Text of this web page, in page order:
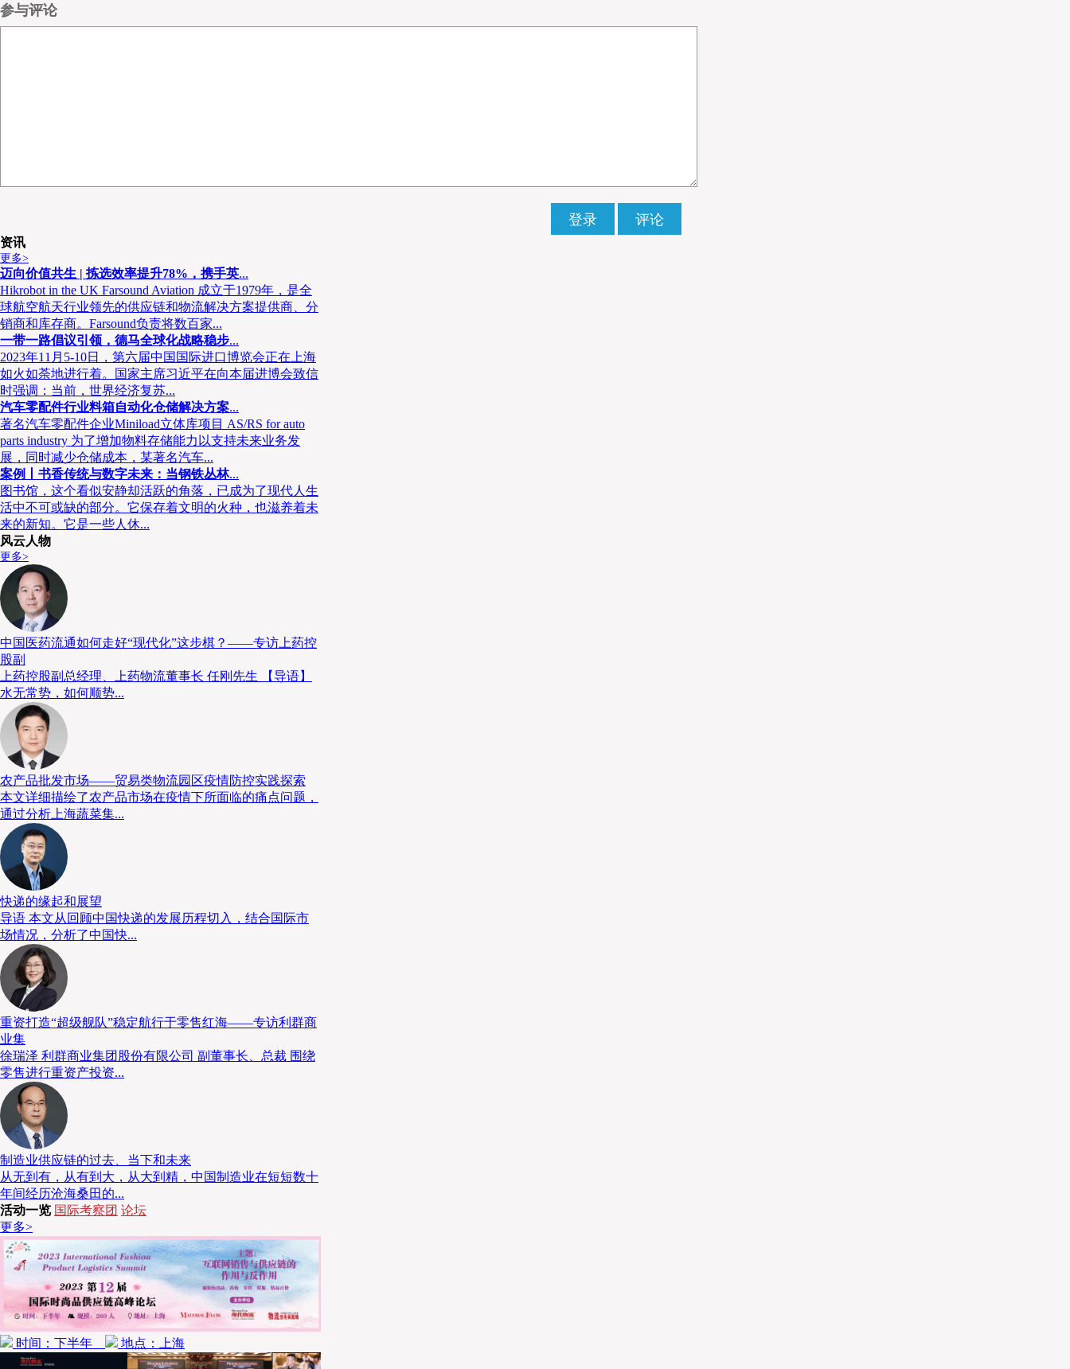
横滨果菜批发市场从传统的批发市场延伸至物流和商流，对于中国冷链行业而言，这样的转型非常超前和独特。天环集团已经完成了从传
统批发市场到物流、商流、资金流、信息流为一体的新形农产品（冻品）供应链平台的转型升级，以一组数据就能看出天环集团的“实力”：
上海洋山港进港70%冷冻肉类为天环集团所有；截止目前，天环集团使用、在建和规划中的冷链仓储容量达到了210万吨，为目前民营企业
中规模最大。这也是为何本刊认为这个拥有30多年发展史的民营冷链企业，能够作为标杆案例的原因。为此我们特意前往天环集团，希望能
够为中国冷链行业发展找到些许建议。
成功地向产业的上下游延伸，前提是原有业务基础牢靠。天环集团之所以能够从商贸发展出物流和商流，再到供应链，也是基于每一条业
务线的充分发挥。
天环集团副董事长林锦增用了几条曲线来概括了集团的发展。第一条曲线是国际贸易，天环集团目前已成为了冷冻肉领域的最大民营企
业，不过由于行业门槛低，市场竞争如今也变得相当激烈。于是天环集团决定从贸易转向实体投资，兴建冷冻品批发市场和大型冷库，即形
成产、销综合型企业，这便是第二条曲线。
“第二条曲线是第一条曲线的延伸，两条曲线有着互补关系，不过随着消费主体的改变，第二条曲线也会被改变。”林锦增笑着说道，“例
如90后、00后的饮食习惯已经发生改变，于是越来越多的中央厨房诞生了。因此，天环集团也顺应趋势开展了中央厨房的服务。”
在这两条曲线的发展过程中，天环集团进一步建立和巩固了自己的优势。先是自行建造、运营冷链仓储，在解决自身仓储压力的同时展开
了代理业务，帮助客户提供仓储运营、供应链金融等一站式服务。
又通过收购南京大型国有企业南京肉联厂拥有了商流，新增了批发市场的功能。林锦增表示，天环集团在拥有了商流后，无论是自营还是
代理的业务，在面对市场风险时能够表现得更加游刃有余。而不同于市场上圈地的做法，天环集团更为务实，稳扎稳打，致力于打造冻品产
业生态圈，促使整个行业良性循环发展。
林锦增明确表示，从商贸到物流，天环集团所拥有的每个业态都是经过深思熟虑后才进行的。而且，在每个业态被证明成功之后，天环集
团才会寻找合适的机会进行复制。“一方面我们都是重资产投资，大规模、快速地复制反而会拖累我们的步伐。”林锦增解释道，“另一方
面，天环集团的优势是依靠稳定建立起来的，我们会恪守这样的传统，同时也保持着对产业变化的高度敏感。”
林锦增还举例说明了天环集团的优势。例如针对客户服务，首先天环集团的巨型仓储容量和商贸功能就形成了相当高的壁垒，帮助客户绑
定销、存，并且通过供应链金融服务消除客户资金压力，自然也就获得了客户的青睐和牢固的信任。
参与评论
资讯
更多>
迈向价值共生 | 拣选效率提升78%，携手英...
Hikrobot in the UK Farsound Aviation 成立于1979年，是全
球航空航天行业领先的供应链和物流解决方案提供商、分
销商和库存商。Farsound负责将数百家...
一带一路倡议引领，德马全球化战略稳步...
2023年11月5-10日，第六届中国国际进口博览会正在上海
如火如荼地进行着。国家主席习近平在向本届进博会致信
时强调：当前，世界经济复苏...
汽车零配件行业料箱自动化仓储解决方案...
著名汽车零配件企业Miniload立体库项目 AS/RS for auto
parts industry 为了增加物料存储能力以支持未来业务发
展，同时减少仓储成本，某著名汽车...
案例丨书香传统与数字未来：当钢铁丛林...
图书馆，这个看似安静却活跃的角落，已成为了现代人生
活中不可或缺的部分。它保存着文明的火种，也滋养着未
来的新知。它是一些人休...
风云人物
更多>
中国医药流通如何走好“现代化”这步棋？——专访上药控
股副
上药控股副总经理、上药物流董事长 任刚先生 【导语】
水无常势，如何顺势...
农产品批发市场——贸易类物流园区疫情防控实践探索
本文详细描绘了农产品市场在疫情下所面临的痛点问题，
通过分析上海蔬菜集...
快递的缘起和展望
导语 本文从回顾中国快递的发展历程切入，结合国际市
场情况，分析了中国快...
重资打造“超级舰队”稳定航行于零售红海——专访利群商
业集
徐瑞泽 利群商业集团股份有限公司 副董事长、总裁 围绕
零售进行重资产投资...
制造业供应链的过去、当下和未来
从无到有，从有到大，从大到精，中国制造业在短短数十
年间经历沧海桑田的...
活动一览 国际考察团 论坛
更多>
时间：下半年 地点：上海